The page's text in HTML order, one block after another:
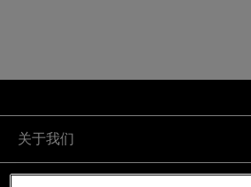
关于我们